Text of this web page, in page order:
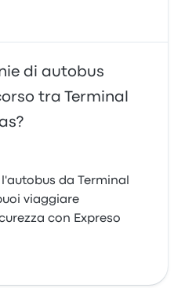
di autobus
tra Terminal
da Terminal
viaggiare
con Expreso